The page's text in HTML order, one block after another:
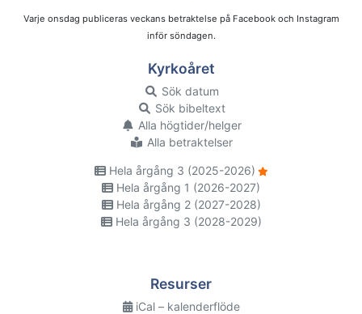
Varje onsdag publiceras veckans betraktelse på Facebook och Instagram
inför söndagen.
Kyrkoåret
Sök datum
Sök bibeltext
Alla högtider/helger
Alla betraktelser
Hela årgång 3 (2025-2026)
Hela årgång 1 (2026-2027)
Hela årgång 2 (2027-2028)
Hela årgång 3 (2028-2029)
Resurser
iCal – kalenderflöde